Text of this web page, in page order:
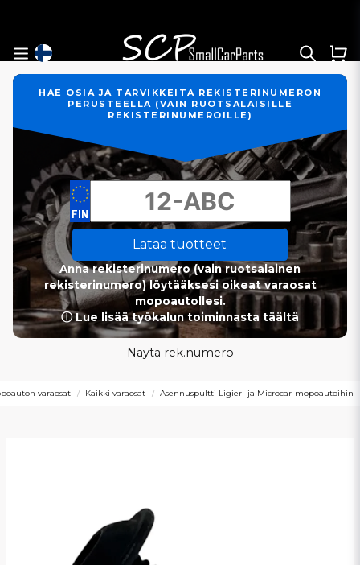
HAE OSIA JA TARVIKKEITA REKISTERINUMERON
PERUSTEELLA (VAIN RUOTSALAISILLE
REKISTERINUMEROILLE)
Lataa tuotteet
Anna rekisterinumero (vain ruotsalainen
rekisterinumero) löytääksesi oikeat varaosat
mopoautollesi.
ⓘ Lue lisää työkalun toiminnasta täältä
Näytä rek.numero
varaosat Kaikki varaosat Asennuspultti Ligier- ja Microcar-mopoautoihin